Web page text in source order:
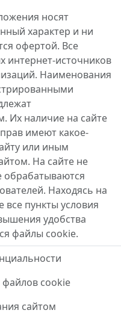
носят
характер и ни
офертой. Все
интернет-источников
Наименования
Их наличие на сайте
имеют какое-
или иным
На сайте не
обрабатываются
Находясь на
пункты условия
удобства
файлы cookie.
файлов cookie
сайтом